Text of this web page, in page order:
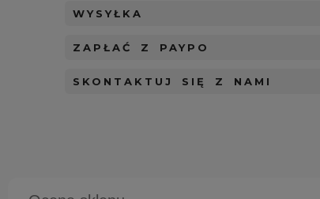
WYSYŁKA
ZAPŁAĆ Z PAYPO
SKONTAKTUJ SIĘ Z NAMI